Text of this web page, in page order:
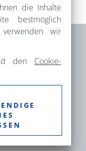
GmbH –
und
die Inhalte
bestmöglich
wir
den Cookie-